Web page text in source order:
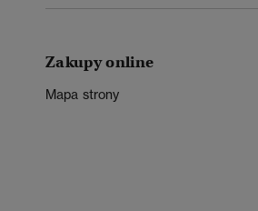
Zakupy online
Mapa strony